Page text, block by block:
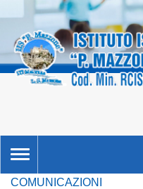
TOGGLE
NAVIGATION
COMUNICAZIONI